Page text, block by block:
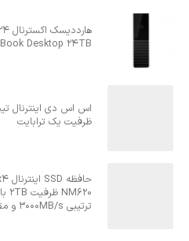
Book Desktop 24TB
ظرفیت یک ترابایت
ترتیبی 3000MB/s و مقاومت در برابر شوک